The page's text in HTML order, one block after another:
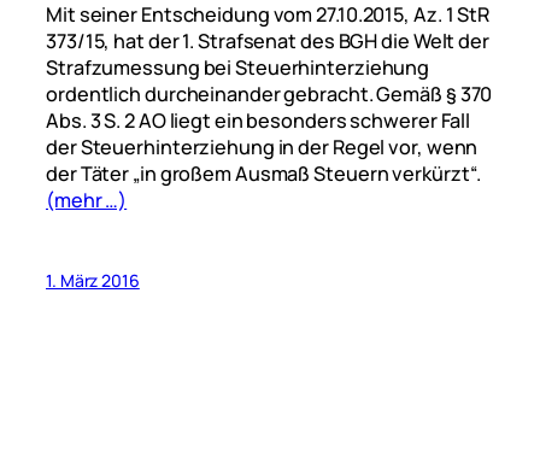
Mit seiner Entscheidung vom 27.10.2015, Az. 1 StR
373/15, hat der 1. Strafsenat des BGH die Welt der
Strafzumessung bei Steuerhinterziehung
ordentlich durcheinander gebracht. Gemäß § 370
Abs. 3 S. 2 AO liegt ein besonders schwerer Fall
der Steuerhinterziehung in der Regel vor, wenn
der Täter „in großem Ausmaß Steuern verkürzt“.
(mehr …)
1. März 2016